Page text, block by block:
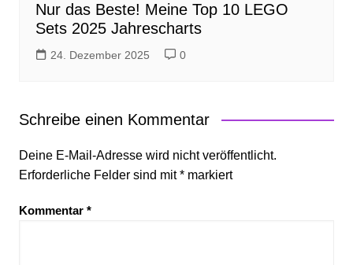
Nur das Beste! Meine Top 10 LEGO
Sets 2025 Jahrescharts
24. Dezember 2025 0
Schreibe einen Kommentar
Deine E-Mail-Adresse wird nicht veröffentlicht.
Erforderliche Felder sind mit*markiert
Kommentar *